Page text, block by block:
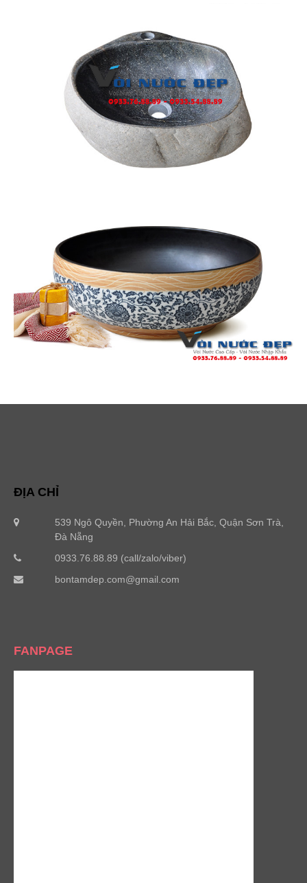
ĐỊA CHỈ
539 Ngô Quyền, Phường An Hải Bắc, Quận Sơn Trà,
Đà Nẵng
0933.76.88.89 (call/zalo/viber)
bontamdep.com@gmail.com
FANPAGE